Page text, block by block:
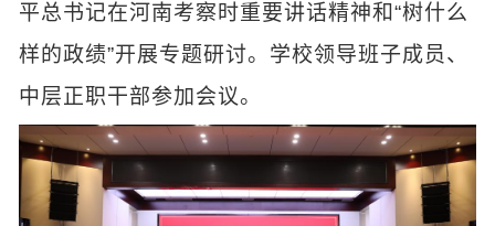
平总书记在河南考察时重要讲话精神和“树什么
样的政绩”开展专题研讨。学校领导班子成员、
中层正职干部参加会议。